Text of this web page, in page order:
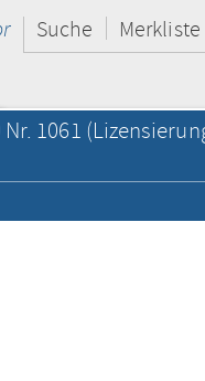
Suche Merkliste
1061